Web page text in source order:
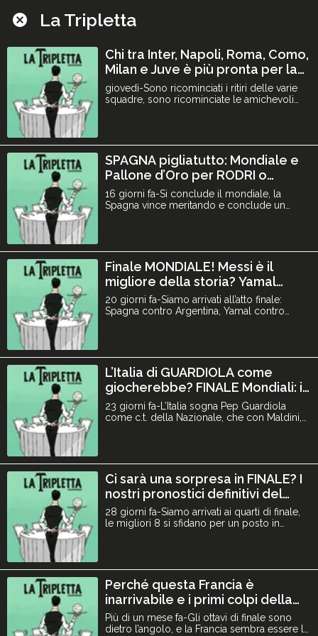
La Tripletta
Chi tra Inter, Napoli, Roma, Como,
Milan e Juve è più pronta per la
Serie A 2026/27? | La Tripletta
#102
giovedì-Sono ricominciati i ritiri delle varie
squadre, sono ricominciate le amichevoli
Napoli, Roma, Como, Milan e Juve. Chi tra
queste è più pronta per la Serie A 2026/27?
Chi ha bisog
SPAGNA pigliatutto: Mondiale e
Pallone d’Oro per RODRI o
YAMAL? | La Tripletta #101
16 giorni fa-Si conclude il mondiale, la
Spagna vince meritando e conclude un
poco annuncerà il nuovo c.t. deciso da
Malagò e Maldini, sarà Pirlo o Guardiola? O
un nome a sorpresa? Come sempre f
Finale MONDIALE! Messi è il
migliore della storia? Yamal
vincerà il Pallone d’Oro? | La
Tripletta #100
20 giorni fa-Siamo arrivati all’atto finale:
Spagna contro Argentina, Yamal contro
della storia, anche sopra a Maradona? Sono
tornati dall’America Luca e Filippo, il
magister è carico c
L’Italia di GUARDIOLA come
giocherebbe? FINALE Mondiali: i
nostri pronostici | La Tripletta
#99
23 giorni fa-L’Italia sogna Pep Guardiola
come c.t. della Nazionale, che con Maldini,
loro? E come giocherebbe la Nazionale ad
oggi con il tecnico catalano? Siamo a
ridosso delle due semifinal
Ci sarà una sorpresa in FINALE? I
nostri pronostici definitivi del
MONDIALE 🌎🏆 | La Tripletta
#98
28 giorni fa-Siamo arrivati ai quarti di finale,
le migliori 8 si sfidano per un posto in
analizzando tutte le squadre e il loro stato di
forma. E valutiamo anche tutti gli assist d
Perché questa Francia è
inarrivabile e i primi colpi della
SERIE A! | La Tripletta #97
Più di un mese fa-Gli ottavi di finale sono
dietro l’angolo, e la Francia sembra essere la